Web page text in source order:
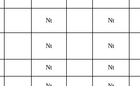
Nt Nt
Nt Nt
Nt Nt